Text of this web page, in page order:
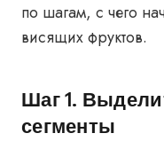
по шагам, с чего
висящих фруктов.
Шаг 1.
сегменты